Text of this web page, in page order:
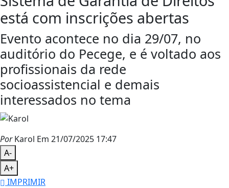
está com inscrições abertas
Evento acontece no dia 29/07, no
auditório do Pecege, e é voltado aos
profissionais da rede
socioassistencial e demais
interessados no tema
PorKarol Em 21/07/2025 17:47
A-
A+
IMPRIMIR